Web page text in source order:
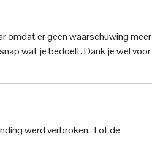
omdat er geen waarschuwing meer
wat je bedoelt. Dank je wel voor
werd verbroken. Tot de